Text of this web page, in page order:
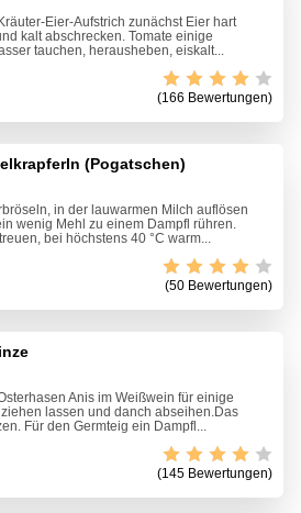
Eier-Aufstrich zunächst Eier hart
kalt abschrecken. Tomate einige
tauchen, herausheben, eiskalt...
(166 Bewertungen)
(Pogatschen)
in der lauwarmen Milch auflösen
wenig Mehl zu einem Dampfl rühren.
bei höchstens 40 °C warm...
(50 Bewertungen)
Anis im Weißwein für einige
lassen und danch abseihen.Das
Für den Germteig ein Dampfl...
(145 Bewertungen)